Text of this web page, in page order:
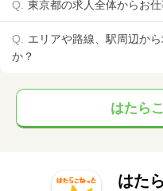
東京都の求人全体からお
エリアや路線、駅周辺か
か？
はたら
はた